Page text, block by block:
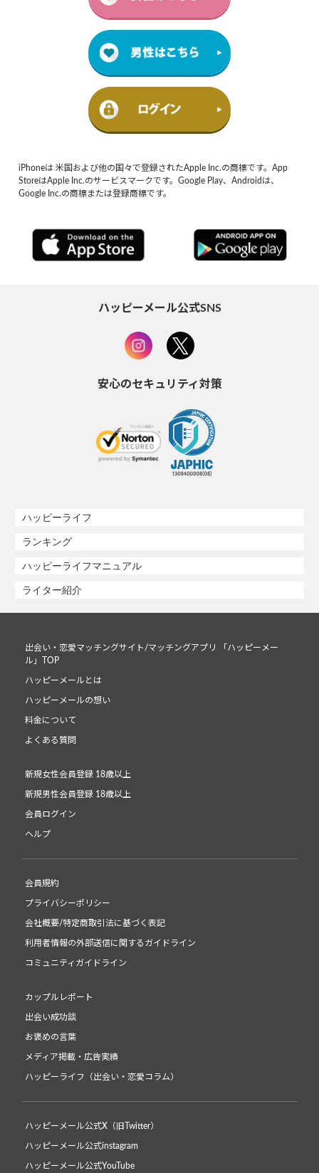
iPhoneは 米国および他の国々で登録されたApple Inc.の商標です。App
StoreはApple Inc.のサービスマークです。Google Play、Androidは、
Google Inc.の商標または登録商標です。
ハッピーメール公式SNS
安心のセキュリティ対策
ハッピーライフ
ランキング
ハッピーライフマニュアル
ライター紹介
出会い・恋愛マッチングサイト/マッチングアプリ 「ハッピーメー
ル」TOP
ハッピーメールとは
ハッピーメールの想い
料金について
よくある質問
新規女性会員登録 18歳以上
新規男性会員登録 18歳以上
会員ログイン
ヘルプ
会員規約
プライバシーポリシー
会社概要/特定商取引法に基づく表記
利用者情報の外部送信に関するガイドライン
コミュニティガイドライン
カップルレポート
出会い成功談
お褒めの言葉
メディア掲載・広告実績
ハッピーライフ（出会い・恋愛コラム）
ハッピーメール公式X（旧Twitter）
ハッピーメール公式instagram
ハッピーメール公式YouTube